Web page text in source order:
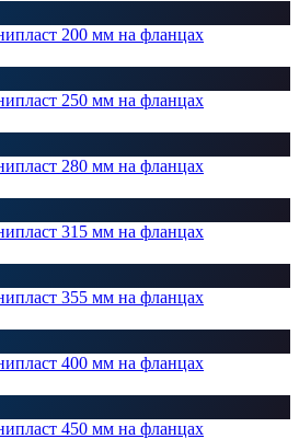
200 мм на фланцах
250 мм на фланцах
280 мм на фланцах
315 мм на фланцах
355 мм на фланцах
400 мм на фланцах
450 мм на фланцах